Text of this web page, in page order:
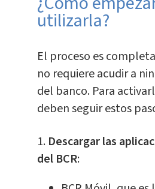
utilizarla?
El proceso es
no requiere acudir a
del banco. Para
deben seguir estos
1. Descargar las
del BCR: